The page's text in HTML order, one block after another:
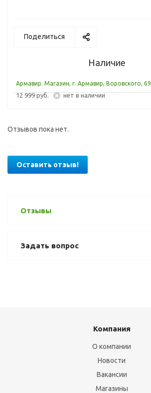
Поделиться
Наличие
Армавир. Магазин, г. Армавир, Воровского, 69
12 999 руб. Нет в наличии
Отзывов пока нет.
Оставить отзыв!
Отзывы
Задать вопрос
Компания
О компании
Новости
Вакансии
Магазины